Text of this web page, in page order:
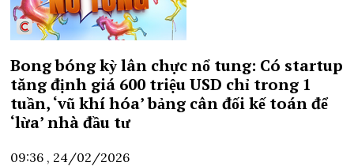
Bong bóng kỳ lân chực nổ tung: Có startup
tăng định giá 600 triệu USD chỉ trong 1
tuần, ‘vũ khí hóa’ bảng cân đối kế toán để
‘lừa’ nhà đầu tư
09:36 , 24/02/2026